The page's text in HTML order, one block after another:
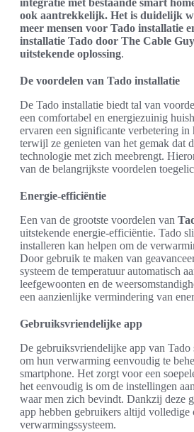
integratie met bestaande smart
ook aantrekkelijk. Het is duidelijk
meer mensen voor Tado installatie
installatie Tado door The Cable
uitstekende oplossing.
De voordelen van Tado installatie
De Tado installatie biedt tal van
een comfortabel en energiezuinig
ervaren een significante verbetering in
terwijl ze genieten van het gemak dat
technologie met zich meebrengt.
van de belangrijkste voordelen
Energie-efficiëntie
Een van de grootste voordelen van
uitstekende energie-efficiëntie. Tado
installeren kan helpen om de
Door gebruik te maken van
systeem de temperatuur automatisch
leefgewoonten en de
een aanzienlijke vermindering van
Gebruiksvriendelijke app
De gebruiksvriendelijke app van Tado
om hun verwarming eenvoudig te
smartphone. Het zorgt voor een
het eenvoudig is om de instellingen
waar men zich bevindt. Dankzij deze
app hebben gebruikers altijd volledige
verwarmingssysteem.